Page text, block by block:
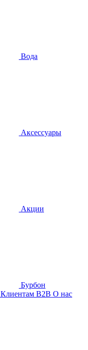
Вода
Аксессуары
Акции
Бурбон
Клиентам B2B О нас